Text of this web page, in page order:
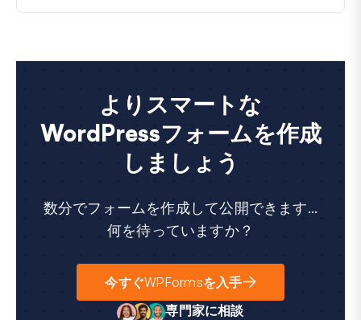
よりスマートな
WordPressフォームを作成
しましょう
数分でフォームを作成して公開できます...
何を待っていますか？
今すぐWPFormsを入手
専門家に相談